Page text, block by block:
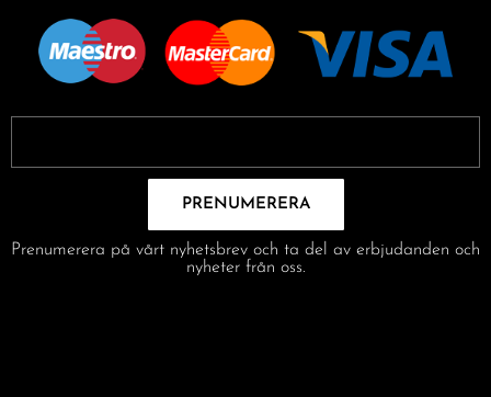
PRENUMERERA
Prenumerera på vårt nyhetsbrev och ta del av erbjudanden och
nyheter från oss.